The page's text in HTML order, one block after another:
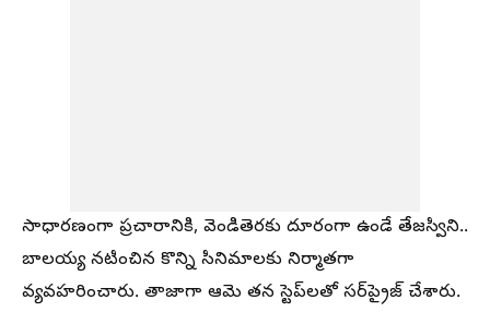
సాధారణంగా ప్రచారానికి, వెండితెరకు దూరంగా ఉండే తేజస్విని..
బాలయ్య నటించిన కొన్ని సినిమాలకు నిర్మాతగా
వ్యవహరించారు. తాజాగా ఆమె తన స్టెప్‌లతో సర్‌ప్రైజ్‌ చేశారు.